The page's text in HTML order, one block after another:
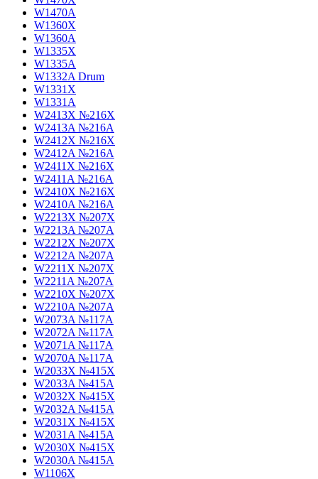
W1470A
W1360X
W1360A
W1335X
W1335A
W1332A Drum
W1331X
W1331A
W2413X №216X
W2413A №216A
W2412X №216X
W2412A №216A
W2411X №216X
W2411A №216A
W2410X №216X
W2410A №216A
W2213X №207X
W2213A №207A
W2212X №207X
W2212A №207A
W2211X №207X
W2211A №207A
W2210X №207X
W2210A №207A
W2073A №117A
W2072A №117A
W2071A №117A
W2070A №117A
W2033X №415X
W2033A №415A
W2032X №415X
W2032A №415A
W2031X №415X
W2031A №415A
W2030X №415X
W2030A №415A
W1106X